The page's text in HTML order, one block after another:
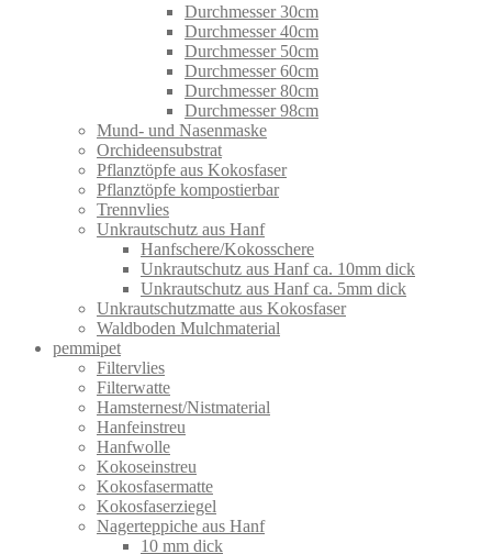
Durchmesser 30cm
Durchmesser 40cm
Durchmesser 50cm
Durchmesser 60cm
Durchmesser 80cm
Durchmesser 98cm
Mund- und Nasenmaske
Orchideensubstrat
Pflanztöpfe aus Kokosfaser
Pflanztöpfe kompostierbar
Trennvlies
Unkrautschutz aus Hanf
Hanfschere/Kokosschere
Unkrautschutz aus Hanf ca. 10mm dick
Unkrautschutz aus Hanf ca. 5mm dick
Unkrautschutzmatte aus Kokosfaser
Waldboden Mulchmaterial
pemmipet
Filtervlies
Filterwatte
Hamsternest/Nistmaterial
Hanfeinstreu
Hanfwolle
Kokoseinstreu
Kokosfasermatte
Kokosfaserziegel
Nagerteppiche aus Hanf
10 mm dick